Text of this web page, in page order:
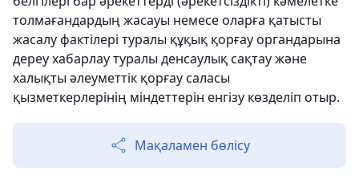
толмағандардың жасауы немесе оларға қатысты
жасалу фактілері туралы құқық қорғау органдарына
дереу хабарлау туралы денсаулық сақтау және
халықты әлеуметтік қорғау саласы
қызметкерлерінің міндеттерін енгізу көзделіп отыр.
Мақаламен бөлісу